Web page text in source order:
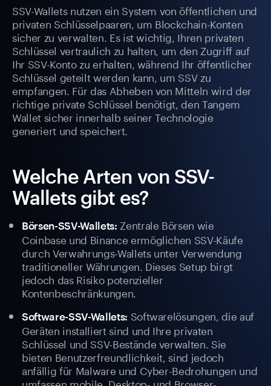
SSV-Wallets nutzen ein System von öffentlichen und
privaten Schlüsselpaaren, um Blockchain-Konten
sicher zu verwalten. Es ist wichtig, Ihren privaten
Schlüssel vertraulich zu halten, um den Zugriff auf
Ihr SSV-Konto zu erhalten, während Ihr öffentlicher
Schlüssel geteilt werden kann, um SSV zu
empfangen. Für das Abheben von Mitteln wird der
richtige private Schlüssel benötigt, den Tangem
Wallet sicher innerhalb seiner Technologie
generiert und speichert.
Welche Arten von SSV-
Wallets gibt es?
Börsen-SSV-Wallets: Zentrale Börsen wie
Coinbase und Binance ermöglichen SSV-Käufe
durch Verwahrungs-Wallets unter Verwendung
traditioneller Währungen. Dieses Setup birgt
jedoch das Risiko potenzieller
Kontenbeschränkungen.
Software-SSV-Wallets: Softwarelösungen, die auf
Geräten installiert sind und Ihre privaten
Schlüssel und SSV-Bestände verwalten. Sie
bieten Benutzerfreundlichkeit, sind jedoch
anfällig für Malware und Cyber-Bedrohungen und